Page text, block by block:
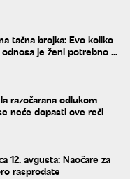
tačna brojka: Evo koliko
je ženi potrebno da
razočarana odlukom
neće dopasti ove reči
12. avgusta: Naočare za
rasprodate